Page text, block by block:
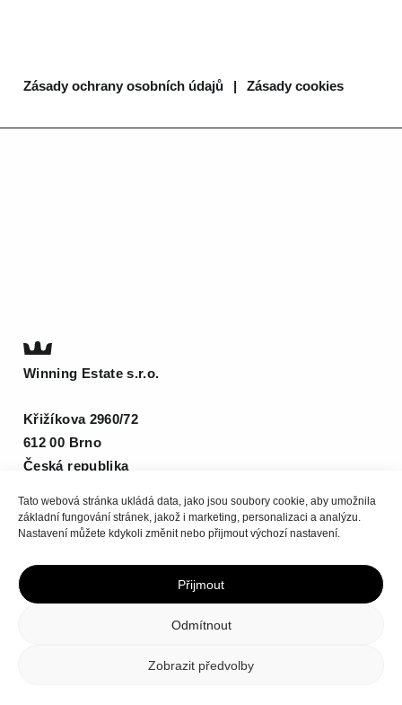
Tato webová stránka ukládá data, jako jsou soubory cookie, aby umožnila
základní fungování stránek, jakož i marketing, personalizaci a analýzu.
Nastavení můžete kdykoli změnit nebo přijmout výchozí nastavení.
Přijmout
Odmítnout
Zobrazit předvolby
Zásady ochrany osobních údajů | Zásady cookies
Winning Estate s.r.o.
Křižíkova 2960/72
612 00 Brno
Česká republika
estate@be-winning.com
© 2026 Winning Group - všechna práva vyhrazena